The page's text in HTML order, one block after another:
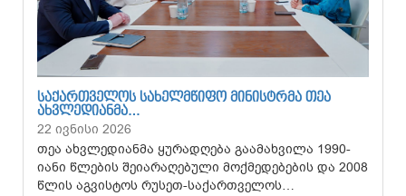
ᲡᲐᲥᲐᲠᲗᲕᲔᲚᲝᲡ ᲡᲐᲮᲔᲚᲛᲬᲘᲤᲝ ᲛᲘᲜᲘᲡᲢᲠᲛᲐ ᲗᲔᲐ
ᲐᲮᲕᲚᲔᲓᲘᲐᲜᲛᲐ…
22 ივნისი 2026
თეა ახვლედიანმა ყურადღება გაამახვილა 1990-
იანი წლების შეიარაღებული მოქმედებების და 2008
წლის აგვისტოს რუსეთ-საქართველოს…